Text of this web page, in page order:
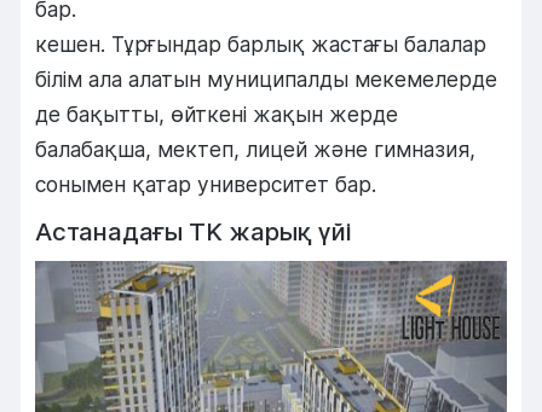
бар.
кешен. Тұрғындар барлық жастағы балалар
білім ала алатын муниципалды мекемелерде
де бақытты, өйткені жақын жерде
балабақша, мектеп, лицей және гимназия,
сонымен қатар университет бар.
Астанадағы TK жарық үйі